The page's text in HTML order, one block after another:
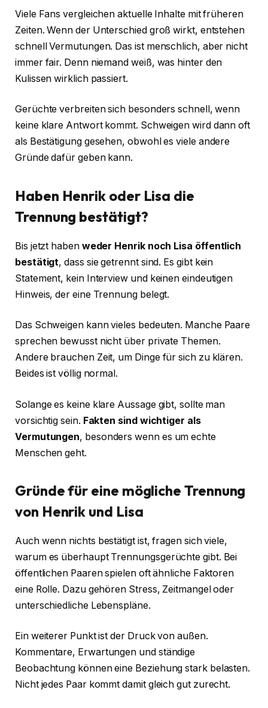
Viele Fans vergleichen aktuelle Inhalte mit früheren
Zeiten. Wenn der Unterschied groß wirkt, entstehen
schnell Vermutungen. Das ist menschlich, aber nicht
immer fair. Denn niemand weiß, was hinter den
Kulissen wirklich passiert.
Gerüchte verbreiten sich besonders schnell, wenn
keine klare Antwort kommt. Schweigen wird dann oft
als Bestätigung gesehen, obwohl es viele andere
Gründe dafür geben kann.
Haben Henrik oder Lisa die
Trennung bestätigt?
Bis jetzt haben weder Henrik noch Lisa öffentlich
bestätigt, dass sie getrennt sind. Es gibt kein
Statement, kein Interview und keinen eindeutigen
Hinweis, der eine Trennung belegt.
Das Schweigen kann vieles bedeuten. Manche Paare
sprechen bewusst nicht über private Themen.
Andere brauchen Zeit, um Dinge für sich zu klären.
Beides ist völlig normal.
Solange es keine klare Aussage gibt, sollte man
vorsichtig sein. Fakten sind wichtiger als
Vermutungen, besonders wenn es um echte
Menschen geht.
Gründe für eine mögliche Trennung
von Henrik und Lisa
Auch wenn nichts bestätigt ist, fragen sich viele,
warum es überhaupt Trennungsgerüchte gibt. Bei
öffentlichen Paaren spielen oft ähnliche Faktoren
eine Rolle. Dazu gehören Stress, Zeitmangel oder
unterschiedliche Lebenspläne.
Ein weiterer Punkt ist der Druck von außen.
Kommentare, Erwartungen und ständige
Beobachtung können eine Beziehung stark belasten.
Nicht jedes Paar kommt damit gleich gut zurecht.